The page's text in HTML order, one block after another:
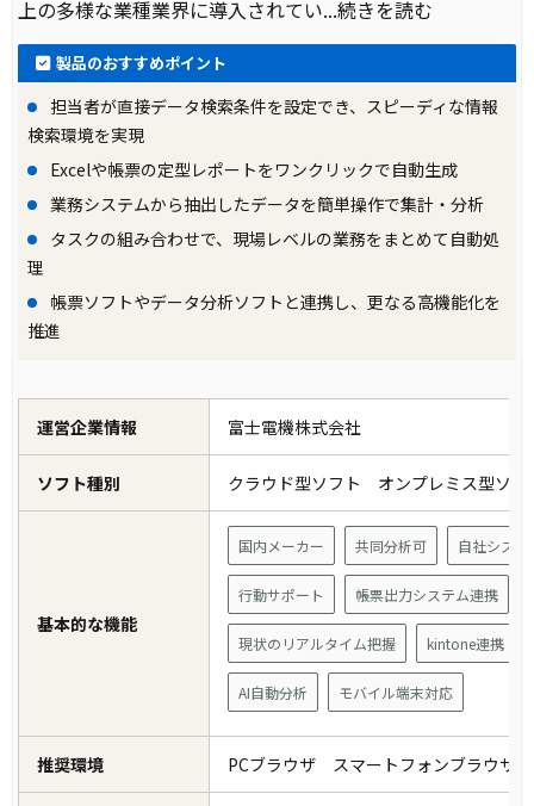
上の多様な業種業界に導入されてい...続きを読む
製品のおすすめポイント
担当者が直接データ検索条件を設定でき、スピーディな情報
検索環境を実現
Excelや帳票の定型レポートをワンクリックで自動生成
業務システムから抽出したデータを簡単操作で集計・分析
タスクの組み合わせで、現場レベルの業務をまとめて自動処
理
帳票ソフトやデータ分析ソフトと連携し、更なる高機能化を
推進
運営企業情報 富士電機株式会社
ソフト種別 クラウド型ソフト オンプレミス型ソ
基本的な機能
国内メーカー 共同分析可 自社システ
行動サポート 帳票出力システム連携
現状のリアルタイム把握 kintone連携
AI自動分析 モバイル端末対応
推奨環境 PCブラウザ スマートフォンブラウザ